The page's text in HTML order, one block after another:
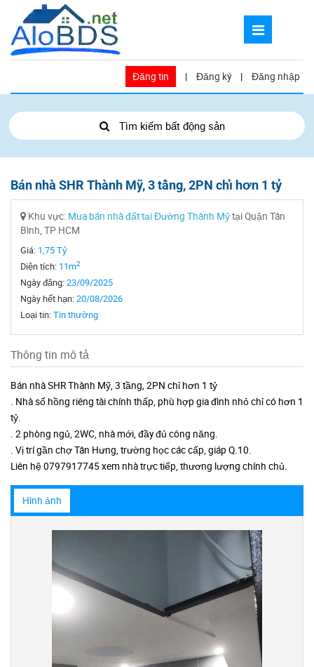
Đăng tin | Đăng ký | Đăng nhập
Tìm kiếm bất động sản
Bán nhà SHR Thành Mỹ, 3 tầng, 2PN chỉ hơn 1 tỷ
Khu vực: Mua bán nhà đất tại Đường Thành Mỹtại Quận Tân
Bình, TP HCM
Giá: 1,75 Tỷ
Diện tích: 11m2
Ngày đăng:23/09/2025
Ngày hết hạn:20/08/2026
Loại tin:Tin thường
Thông tin mô tả
Bán nhà SHR Thành Mỹ, 3 tầng, 2PN chỉ hơn 1 tỷ
. Nhà sổ hồng riêng tài chính thấp, phù hợp gia đình nhỏ chỉ có hơn 1
tỷ.
. 2 phòng ngủ, 2WC, nhà mới, đầy đủ công năng.
. Vị trí gần chợ Tân Hưng, trường học các cấp, giáp Q.10.
Liên hệ 0797917745 xem nhà trực tiếp, thương lượng chính chủ.
Hình ảnh